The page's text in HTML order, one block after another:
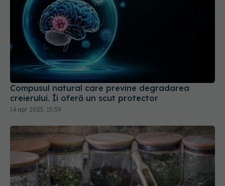
Compusul natural care previne degradarea
creierului. Îi oferă un scut protector
14 apr 2025, 15:59